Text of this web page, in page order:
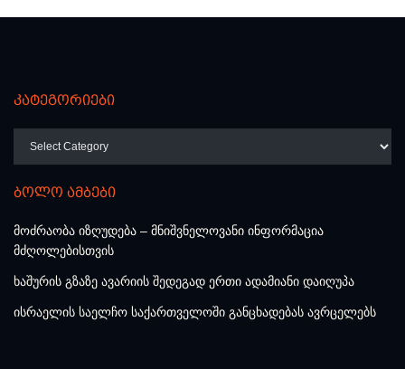
კატეგორიები
ბოლო ამბები
მოძრაობა იზღუდება – მნიშვნელოვანი ინფორმაცია
მძღოლებისთვის
ხაშურის გზაზე ავარიის შედეგად ერთი ადამიანი დაიღუპა
ისრაელის საელჩო საქართველოში განცხადებას ავრცელებს